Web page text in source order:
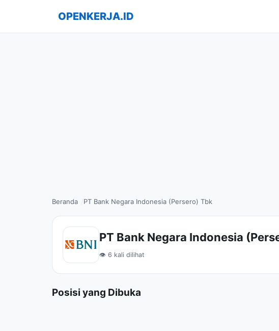
OPENKERJA.ID
Beranda PT Bank Negara Indonesia (Persero) Tbk
PT Bank Negara Indonesia
👁 6 kali dilihat
Posisi yang Dibuka